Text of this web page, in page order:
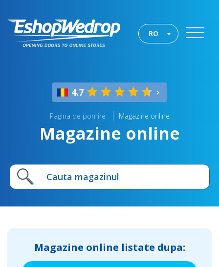
RO
4.7
Pagina de pornire Magazine online
Magazine online
Magazine online listate dupa: